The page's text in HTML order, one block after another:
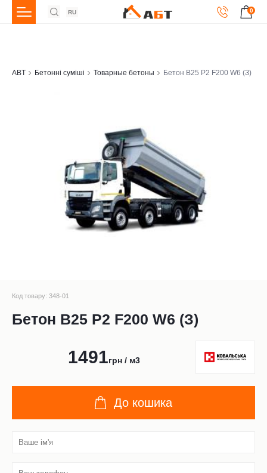
RU 0
ABT Бетонні суміші Товарные бетоны Бетон В25 Р2 F200 W6 (З)
Код товару: 348-01
Бетон В25 Р2 F200 W6 (З)
1491грн / м3
До кошика